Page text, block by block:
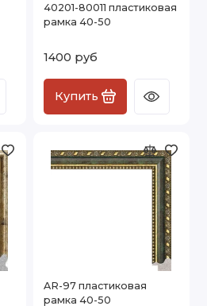
40201-80011 пластиковая
рамка 40-50
1400 руб
Купить
AR-97 пластиковая
рамка 40-50